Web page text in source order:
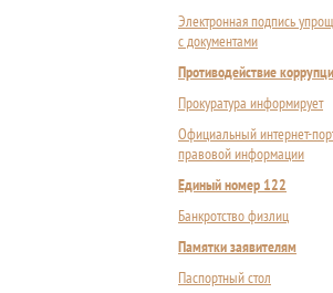
Электронная подпись
с документами
Противодействие
Прокуратура информирует
Официальный интернет-
правовой информации
Единый номер 122
Банкротство физлиц
Памятки заявителям
Паспортный стол